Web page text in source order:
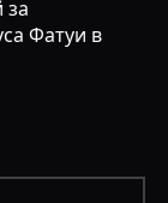
за
Фатуи в